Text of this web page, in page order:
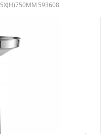
593608